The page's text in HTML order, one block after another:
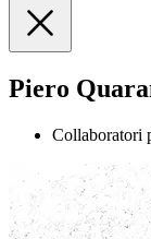
Piero
Collaboratori